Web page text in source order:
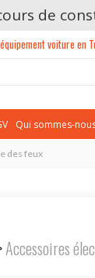
de
voiture en
Qui sommes-
des feux
Accessoires